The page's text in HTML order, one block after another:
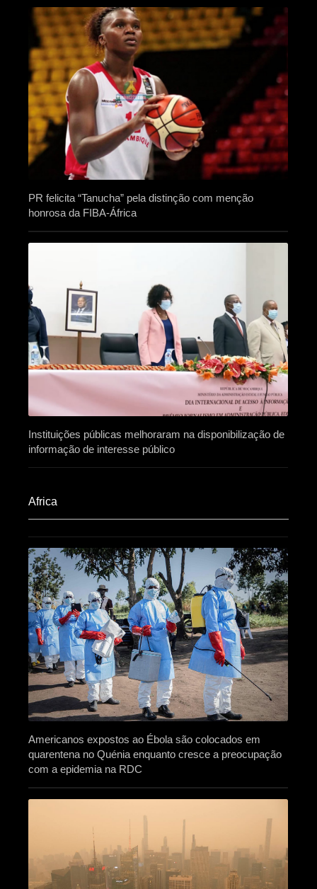
PR felicita “Tanucha” pela distinção com menção
honrosa da FIBA-África
Instituições públicas melhoraram na disponibilização de
informação de interesse público
Africa​
Americanos expostos ao Ébola são colocados em
quarentena no Quénia enquanto cresce a preocupação
com a epidemia na RDC